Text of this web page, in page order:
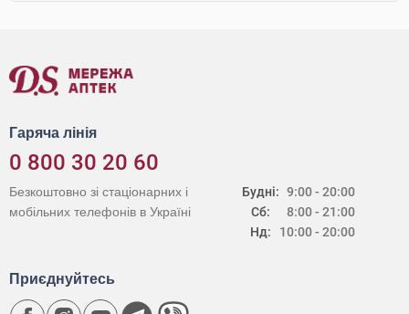
Гаряча лінія
0 800 30 20 60
Будні:
Сб:
Нд:
9:00 - 20:00
8:00 - 21:00
10:00 - 20:00
Безкоштовно зі стаціонарних і
мобільних телефонів в Україні
Приєднуйтесь